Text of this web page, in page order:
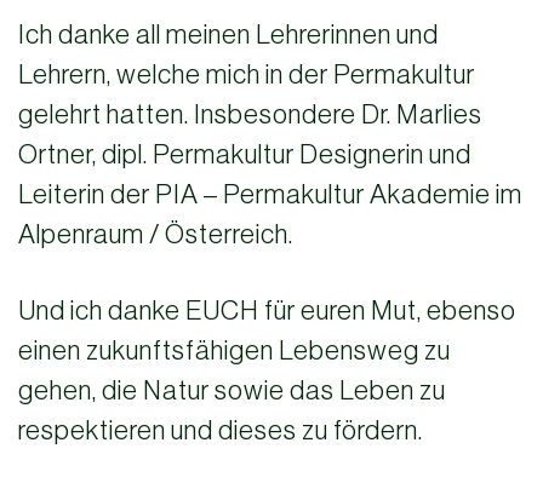
Ich danke all meinen Lehrerinnen und
Lehrern, welche mich in der Permakultur
gelehrt hatten. Insbesondere Dr. Marlies
Ortner, dipl. Permakultur Designerin und
Leiterin der PIA – Permakultur Akademie im
Alpenraum / Österreich.
Und ich danke EUCH für euren Mut, ebenso
einen zukunftsfähigen Lebensweg zu
gehen, die Natur sowie das Leben zu
respektieren und dieses zu fördern.